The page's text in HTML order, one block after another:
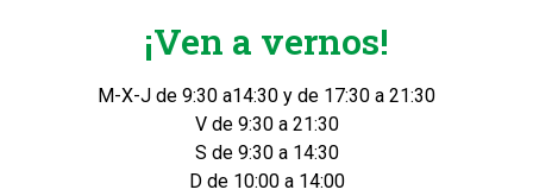
¡Ven a vernos!
M-X-J de 9:30 a14:30 y de 17:30 a 21:30
V de 9:30 a 21:30
S de 9:30 a 14:30
D de 10:00 a 14:00